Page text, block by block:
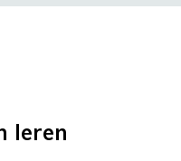
leren